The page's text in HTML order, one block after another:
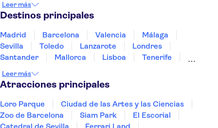
Portugal
Tailandia
Leer más
Destinos principales
Madrid Barcelona Valencia
Málaga
Sevilla
Toledo Lanzarote
Londres
Santander
Mallorca Lisboa
Tenerife
Bilbao
Menorca Granada
Leer más
Atracciones principales
Loro Parque
Ciudad de las Artes y las Ciencias
Zoo de Barcelona
Siam Park
El Escorial